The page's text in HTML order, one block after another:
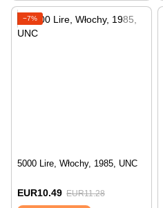
−7%
5000 Lire, Włochy, 1985, UNC
EUR10.49 EUR11.28